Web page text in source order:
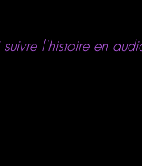
suivre l'histoire en